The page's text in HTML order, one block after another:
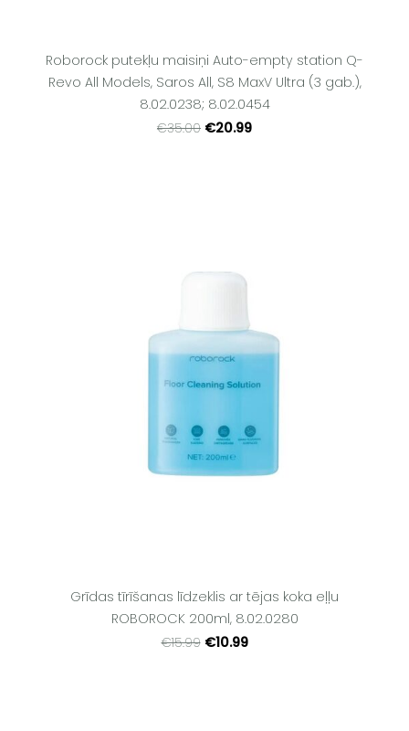
Roborock putekļu maisiņi Auto-empty station Q-
Revo All Models, Saros All, S8 MaxV Ultra (3 gab.),
8.02.0238; 8.02.0454
€35.00 €20.99
Grīdas tīrīšanas līdzeklis ar tējas koka eļļu
ROBOROCK 200ml, 8.02.0280
€15.99 €10.99